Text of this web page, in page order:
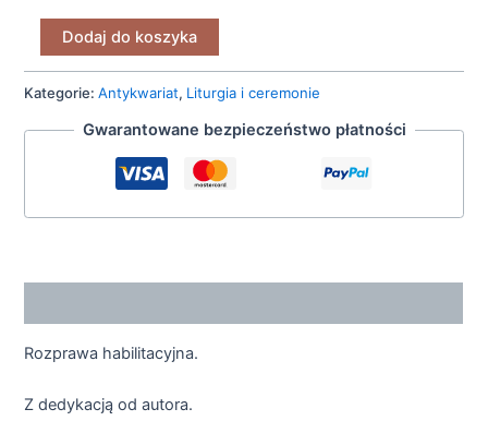
Dodaj do koszyka
Kategorie:Antykwariat, Liturgia i ceremonie
Gwarantowane bezpieczeństwo płatności
Rozprawa habilitacyjna.
Z dedykacją od autora.